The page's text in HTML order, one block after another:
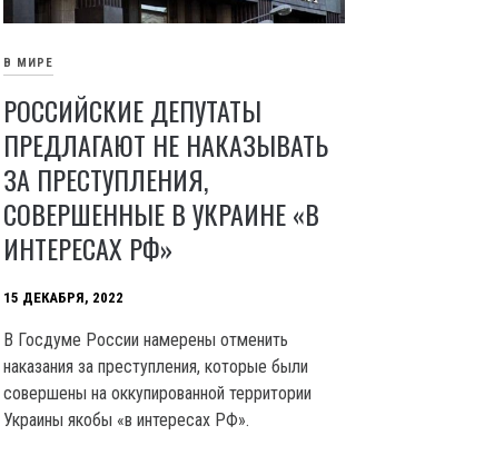
В МИРЕ
РОССИЙСКИЕ ДЕПУТАТЫ
ПРЕДЛАГАЮТ НЕ НАКАЗЫВАТЬ
ЗА ПРЕСТУПЛЕНИЯ,
СОВЕРШЕННЫЕ В УКРАИНЕ «В
ИНТЕРЕСАХ РФ»
15 ДЕКАБРЯ, 2022
В Госдуме России намерены отменить
наказания за преступления, которые были
совершены на оккупированной территории
Украины якобы «в интересах РФ».